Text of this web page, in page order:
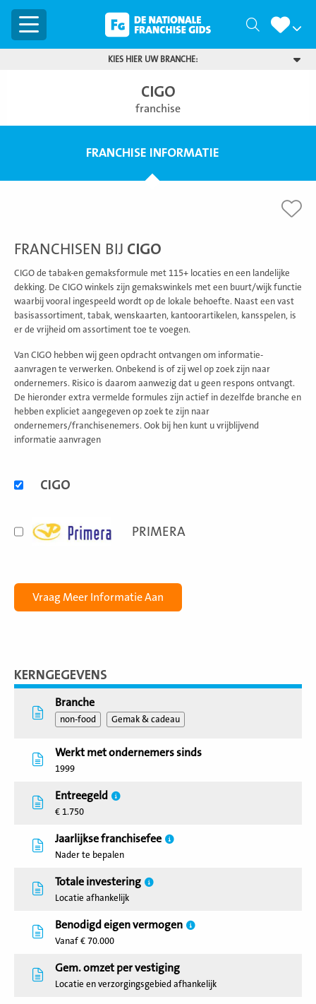
Menu Zoeken
KIES HIER UW BRANCHE:
CIGO
franchise
FRANCHISE INFORMATIE
FRANCHISEN BIJ CIGO
CIGO de tabak-en gemaksformule met 115+ locaties en een landelijke
dekking. De CIGO winkels zijn gemakswinkels met een buurt/wijk functie
waarbij vooral ingespeeld wordt op de lokale behoefte. Naast een vast
basisassortiment, tabak, wenskaarten, kantoorartikelen, kansspelen, is
er de vrijheid om assortiment toe te voegen.
Van CIGO hebben wij geen opdracht ontvangen om informatie-
aanvragen te verwerken. Onbekend is of zij wel op zoek zijn naar
ondernemers. Risico is daarom aanwezig dat u geen respons ontvangt.
De hieronder extra vermelde formules zijn actief in dezelfde branche en
hebben expliciet aangegeven op zoek te zijn naar
ondernemers/franchisenemers. Ook bij hen kunt u vrijblijvend
informatie aanvragen
formules
CIGO
PRIMERA
KERNGEGEVENS
Branche
non-food Gemak & cadeau
Werkt met ondernemers sinds
1999
Entreegeld
€ 1.750
Jaarlijkse franchisefee
Nader te bepalen
Totale investering
Locatie afhankelijk
Benodigd eigen vermogen
Vanaf € 70.000
Gem. omzet per vestiging
Locatie en verzorgingsgebied afhankelijk